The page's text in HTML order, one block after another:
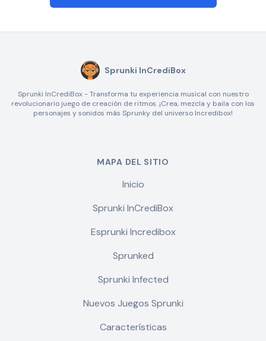
Sprunki InCrediBox
Sprunki InCrediBox - Transforma tu experiencia musical con nuestro
revolucionario juego de creación de ritmos. ¡Crea, mezcla y baila con los
personajes y sonidos más Sprunky del universo Incredibox!
MAPA DEL SITIO
Inicio
Sprunki InCrediBox
Esprunki Incredibox
Sprunked
Sprunki Infected
Nuevos Juegos Sprunki
Características